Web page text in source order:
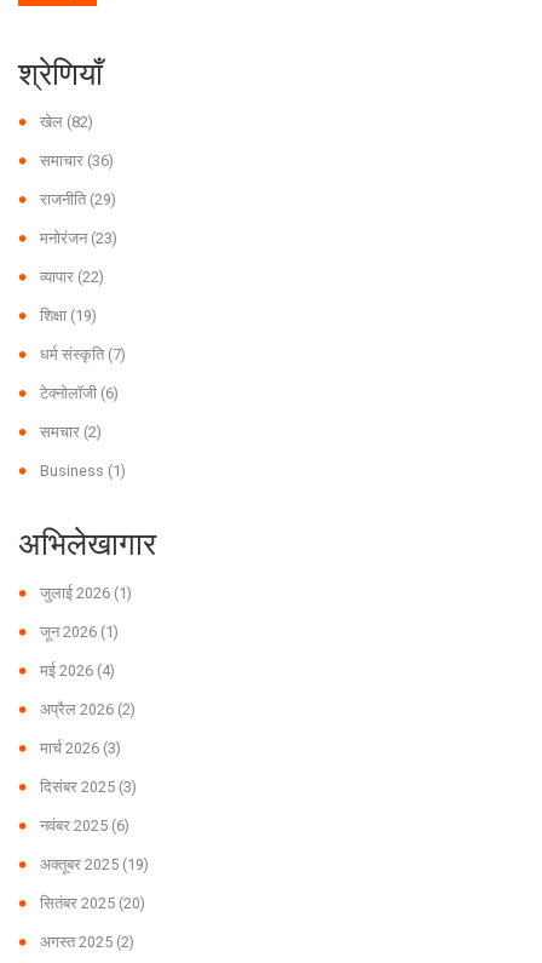
श्रेणियाँ
खेल (82)
समाचार (36)
राजनीति (29)
मनोरंजन (23)
व्यापार (22)
शिक्षा (19)
धर्म संस्कृति (7)
टेक्नोलॉजी (6)
समचार (2)
Business (1)
अभिलेखागार
जुलाई 2026 (1)
जून 2026 (1)
मई 2026 (4)
अप्रैल 2026 (2)
मार्च 2026 (3)
दिसंबर 2025 (3)
नवंबर 2025 (6)
अक्तूबर 2025 (19)
सितंबर 2025 (20)
अगस्त 2025 (2)